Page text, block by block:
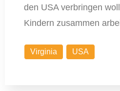
den USA verbringen
Kindern zusammen
Virginia USA